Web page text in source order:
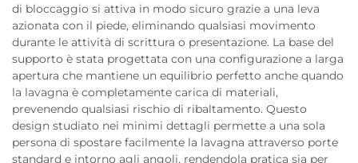
di bloccaggio si attiva in modo sicuro grazie a una leva
azionata con il piede, eliminando qualsiasi movimento
durante le attività di scrittura o presentazione. La base del
supporto è stata progettata con una configurazione a larga
apertura che mantiene un equilibrio perfetto anche quando
la lavagna è completamente carica di materiali,
prevenendo qualsiasi rischio di ribaltamento. Questo
design studiato nei minimi dettagli permette a una sola
persona di spostare facilmente la lavagna attraverso porte
standard e intorno agli angoli, rendendola pratica sia per